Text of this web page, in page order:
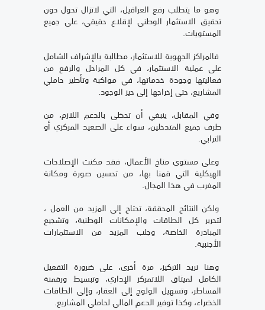
وهو ما يتطلب رفع العراقيل، التي لاتزال تحول دون
تحقيق الاستثمار الوطني لإقلاع حقيقي، على جميع
المستويات.
فالمراكز الجهوية للاستثمار، مطالبة بالإشراف الشامل
على عملية الاستثمار، في كل المراحل والرفع من
فعاليتها وجودة خدماتها، في مواكبة وتأطير حاملي
المشاريع، حتى إخراجها إلى حيز الوجود.
وفي المقابل، ينبغي أن تحظى بالدعم اللازم، من
طرف جميع المتدخلين، سواء على الصعيد المركزي أو
الترابي.
وعلى مستوى مناخ الأعمال، فقد مكنت الإصلاحات
الهيكلية التي قمنا بها، من تحسين صورة ومكانة
المغرب في هذا المجال.
ولكن النتائج المحققة، تحتاج إلى المزيد من العمل ،
لتحرير كل الطاقات والإمكانات الوطنية، وتشجيع
المبادرة الخاصة، وجلب المزيد من الاستثمارات
الأجنبية.
وهنا نريد التركيز، مرة أخرى، على ضرورة التفعيل
الكامل لميثاق اللاتمركز الإداري، وتبسيط ورقمنة
المساطر، وتسهيل الولوج إلى العقار، وإلى الطاقات
الخضراء، وكذا توفير الدعم المالي لحاملي المشاريع.